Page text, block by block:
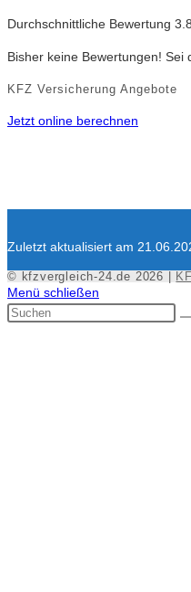
Durchschnittliche Bewertung 3.8
Bisher keine Bewertungen!
KFZ Versicherung Angebote
Jetzt online berechnen
Zuletzt aktualisiert am
© kfzvergleich-24.de 2026 |
Menü schließen